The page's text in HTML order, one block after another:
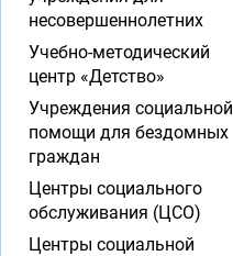
несовершеннолетних
Учебно-методический
центр «Детство»
Учреждения социальной
помощи для бездомных
граждан
Центры социального
обслуживания (ЦСО)
Центры социальной